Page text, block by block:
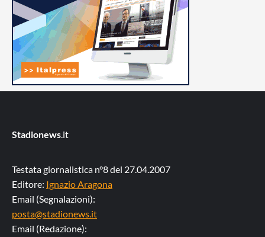
Stadionews.it
Testata giornalistica n°8 del 27.04.2007
Editore: Ignazio Aragona
Email (Segnalazioni):
posta@stadionews.it
Email (Redazione):